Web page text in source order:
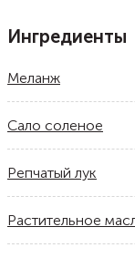
Ингредиенты
Меланж
Сало соленое
Репчатый лук
Растительное